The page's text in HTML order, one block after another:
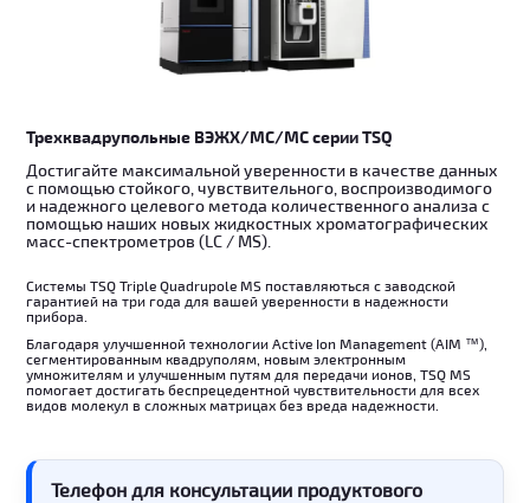
Трехквадрупольные ВЭЖХ/МС/МС серии TSQ
Достигайте максимальной уверенности в качестве данных
с помощью стойкого, чувствительного, воспроизводимого
и надежного целевого метода количественного анализа с
помощью наших новых жидкостных хроматографических
масс-спектрометров (LC / MS).
Системы TSQ Triple Quadrupole MS поставляються с заводской
гарантией на три года для вашей уверенности в надежности
прибора.
Благодаря улучшенной технологии Active Ion Management (AIM ™),
сегментированным квадруполям, новым электронным
умножителям и улучшенным путям для передачи ионов, TSQ MS
помогает достигать беспрецедентной чувствительности для всех
видов молекул в сложных матрицах без вреда надежности.
Телефон для консультации продуктового